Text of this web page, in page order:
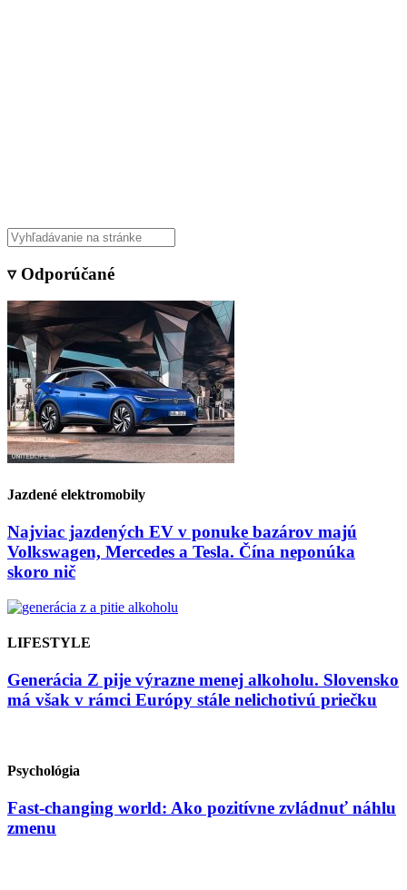
▿ Odporúčané
Jazdené elektromobily
Najviac jazdených EV v ponuke bazárov majú
Volkswagen, Mercedes a Tesla. Čína neponúka
skoro nič
LIFESTYLE
Generácia Z pije výrazne menej alkoholu. Slovensko
má však v rámci Európy stále nelichotivú priečku
Psychológia
Fast-changing world: Ako pozitívne zvládnuť náhlu
zmenu